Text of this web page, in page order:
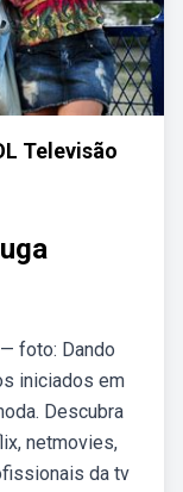
Televisão
foto: Dando
iniciados em
Descubra
netmovies,
da tv